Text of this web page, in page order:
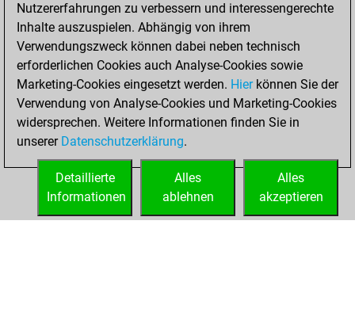
BeautyScore of 2
Fritz
achieved a new Elo
of 1582
You created
your Fritz account
You created
your Studies account
Studies
Nutzererfahrungen zu verbessern und interessengerechte
Inhalte auszuspielen. Abhängig von ihrem
Verwendungszweck können dabei neben technisch
erforderlichen Cookies auch Analyse-Cookies sowie
Marketing-Cookies eingesetzt werden. Hierkönnen Sie der
Verwendung von Analyse-Cookies und Marketing-Cookies
widersprechen. Weitere Informationen finden Sie in
unserer Datenschutzerklärung.
Alles
akzeptieren
Alles
ablehnen
Detaillierte
Informationen